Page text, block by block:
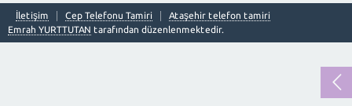
İletişim Cep Telefonu Tamiri
Ataşehir telefon tamiri
Emrah YURTTUTAN tarafından düzenlenmektedir.